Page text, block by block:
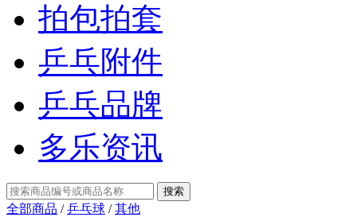
拍包拍套
乒乓附件
乒乓品牌
多乐资讯
全部商品 /乒乓球 /其他